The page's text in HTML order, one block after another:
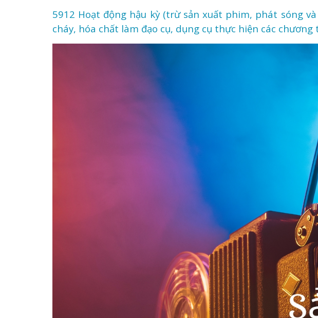
5912 Hoạt động hậu kỳ (trừ sản xuất phim, phát sóng
cháy, hóa chất làm đạo cụ, dụng cụ thực hiện các